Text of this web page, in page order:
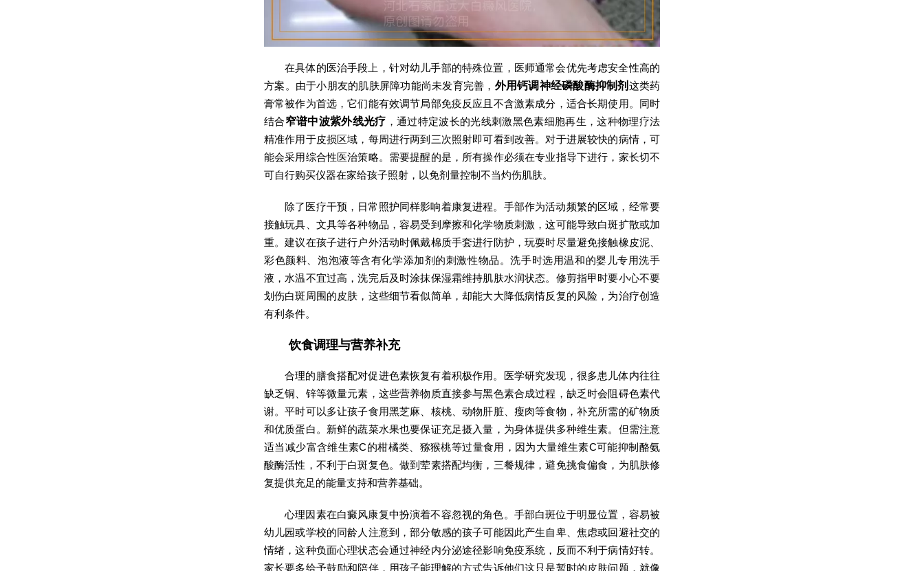
在具体的医治手段上，针对幼儿手部的特殊位置，医师通常会优先考虑安全性高的
方案。由于小朋友的肌肤屏障功能尚未发育完善， 外用钙调神经磷酸酶抑制剂 这类药
膏常被作为首选，它们能有效调节局部免疫反应且不含激素成分，适合长期使用。同时
结合窄谱中波紫外线光疗 ，通过特定波长的光线刺激黑色素细胞再生，这种物理疗法
精准作用于皮损区域，每周进行两到三次照射即可看到改善。对于进展较快的病情，可
能会采用综合性医治策略。需要提醒的是，所有操作必须在专业指导下进行，家长切不
可自行购买仪器在家给孩子照射，以免剂量控制不当灼伤肌肤。
除了医疗干预，日常照护同样影响着康复进程。手部作为活动频繁的区域，经常要
接触玩具、文具等各种物品，容易受到摩擦和化学物质刺激，这可能导致白斑扩散或加
重。建议在孩子进行户外活动时佩戴棉质手套进行防护，玩耍时尽量避免接触橡皮泥、
彩色颜料、泡泡液等含有化学添加剂的刺激性物品。洗手时选用温和的婴儿专用洗手
液，水温不宜过高，洗完后及时涂抹保湿霜维持肌肤水润状态。修剪指甲时要小心不要
划伤白斑周围的皮肤，这些细节看似简单，却能大大降低病情反复的风险，为治疗创造
有利条件。
饮食调理与营养补充
合理的膳食搭配对促进色素恢复有着积极作用。医学研究发现，很多患儿体内往往
缺乏铜、锌等微量元素，这些营养物质直接参与黑色素合成过程，缺乏时会阻碍色素代
谢。平时可以多让孩子食用黑芝麻、核桃、动物肝脏、瘦肉等食物，补充所需的矿物质
和优质蛋白。新鲜的蔬菜水果也要保证充足摄入量，为身体提供多种维生素。但需注意
适当减少富含维生素C的柑橘类、猕猴桃等过量食用，因为大量维生素C可能抑制酪氨
酸酶活性，不利于白斑复色。做到荤素搭配均衡，三餐规律，避免挑食偏食，为肌肤修
复提供充足的能量支持和营养基础。
心理因素在白癜风康复中扮演着不容忽视的角色。手部白斑位于明显位置，容易被
幼儿园或学校的同龄人注意到，部分敏感的孩子可能因此产生自卑、焦虑或回避社交的
情绪，这种负面心理状态会通过神经内分泌途径影响免疫系统，反而不利于病情好转。
家长要多给予鼓励和陪伴，用孩子能理解的方式告诉他们这只是暂时的皮肤问题，就像